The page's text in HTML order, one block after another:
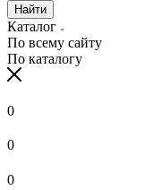
Найти
Каталог
По всему сайту
По каталогу
0
0
0